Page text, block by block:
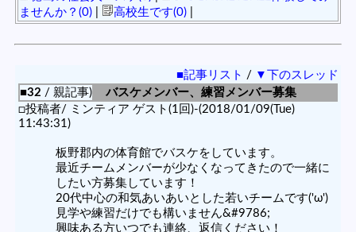
ませんか？(0)
高校生です(0)
■記事リスト / ▼下のスレッド
■32 / 親記事)
バスケメンバー、練習メンバー募集
□投稿者/ ミンティア ゲスト(1回)-(2018/01/09(Tue)
11:43:31)
板野郡内の体育館でバスケをしています。
最近チームメンバーが少なくなってきたので一緒に
したい方募集しています！
20代中心の和気あいあいとした若いチームです('ω')
見学や練習だけでも構いません&#9786;
興味ある方いつでも連絡、返信ください！